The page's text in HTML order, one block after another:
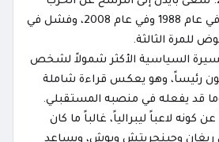
الديمقراطي للرئاسة في عام 1988 وفي عام 2008، وفشل في
للمرة الثالثة.
السياسية الأكثر شمولاً لشخص
رئيساً، وهو يعكس قراءة شاملة
قد يفعله في منصبه المستقبلي.
كونه لاعباً ليبرالياً، غالباً ما كان
ريغان وجينجريتش وبوش، ويساعد